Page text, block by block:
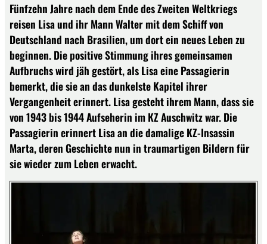
Fünfzehn Jahre nach dem Ende des Zweiten Weltkriegs
reisen Lisa und ihr Mann Walter mit dem Schiff von
Deutschland nach Brasilien, um dort ein neues Leben zu
beginnen. Die positive Stimmung ihres gemeinsamen
Aufbruchs wird jäh gestört, als Lisa eine Passagierin
bemerkt, die sie an das dunkelste Kapitel ihrer
Vergangenheit erinnert. Lisa gesteht ihrem Mann, dass sie
von 1943 bis 1944 Aufseherin im KZ Auschwitz war. Die
Passagierin erinnert Lisa an die damalige KZ-Insassin
Marta, deren Geschichte nun in traumartigen Bildern für
sie wieder zum Leben erwacht.